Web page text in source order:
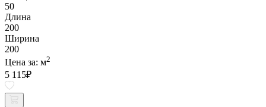
50
Длина
200
Ширина
200
Цена за: м2
5 115₽